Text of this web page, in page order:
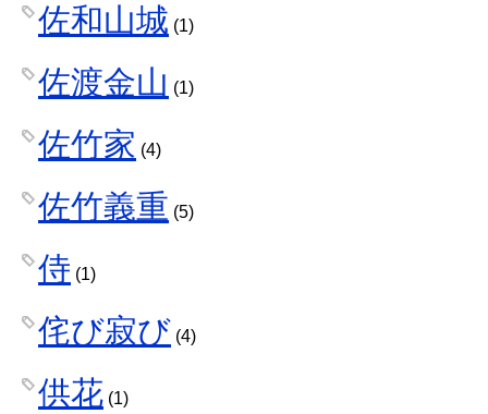
佐和山城 (1)
佐渡金山 (1)
佐竹家 (4)
佐竹義重 (5)
侍 (1)
侘び寂び (4)
供花 (1)